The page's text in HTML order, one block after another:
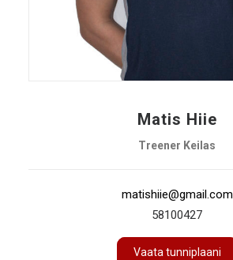
Matis Hiie
Treener Keilas
matishiie@gmail.com
58100427
Vaata tunniplaani